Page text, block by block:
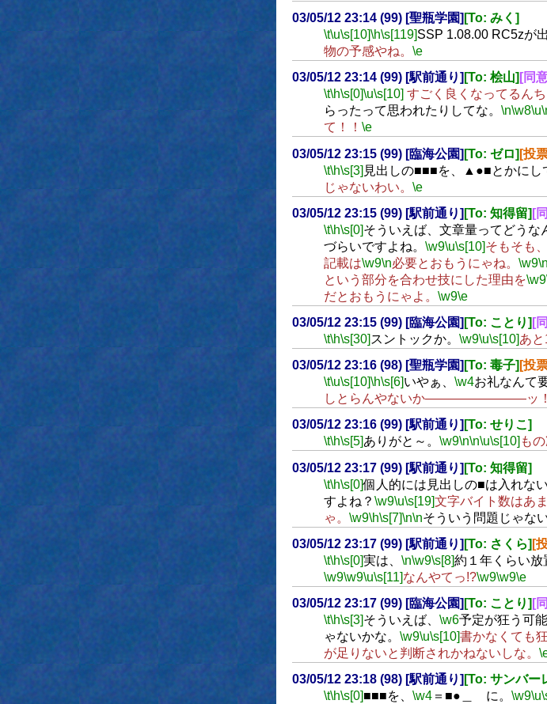
03/05/12 23:14 (99) [聖瓶学園] [To: みく]
\t\u\s[10]\h\s[119]SSP 1.08.00 RC5zが
物の予感やね。 \e
03/05/12 23:14 (99) [駅前通り] [To: 桧山] [同
\t\h\s[0] \u\s[10] すごく良くなってるん
らったって思われたりしてな。 \n\w8\u
て！！ \e
03/05/12 23:15 (99) [臨海公園] [To: ゼロ] [投
\t\h\s[3] 見出しの■■■を、▲●■とかにし
じゃないわい。 \e
03/05/12 23:15 (99) [駅前通り] [To: 知得留] [
\t\h\s[0]そういえば、文章量ってどうな
づらいですよね。 \w9\u\s[10]そもそも、
記載は\w9\n必要とおもうにゃね。 \w9\n
という部分を合わせ技にした理由を\w9
だとおもうにゃよ。 \w9\e
03/05/12 23:15 (99) [臨海公園] [To: ことり] [
\t\h\s[30] スントックか。 \w9\u\s[10]あと
03/05/12 23:16 (98) [聖瓶学園] [To: 毒子] [投
\t\u\s[10]\h\s[6]いやぁ、 \w4お礼なんて
しとらんやないか――――――――ッ！
03/05/12 23:16 (99) [駅前通り] [To: せりこ]
\t\h\s[5]ありがと～。 \w9\n\n\u\s[10] も
03/05/12 23:17 (99) [駅前通り] [To: 知得留]
\t\h\s[0]個人的には見出しの■は入れな
すよね？ \w9\u\s[19]文字バイト数はあ
ゃ。 \w9\h\s[7]\n\nそういう問題じゃな
03/05/12 23:17 (99) [駅前通り] [To: さくら] [
\t\h\s[0]実は、 \n\w9\s[8]約１年くらい放
\w9\w9\u\s[11]なんやてっ!?\w9\w9\e
03/05/12 23:17 (99) [臨海公園] [To: ことり] [
\t\h\s[3]そういえば、 \w6予定が狂う可
ゃないかな。 \w9\u\s[10]書かなくても
が足りないと判断されかねないしな。
03/05/12 23:18 (98) [駅前通り] [To: サンバー
\t\h\s[0]■■■を、 \w4＝■●＿ に。 \w9\u